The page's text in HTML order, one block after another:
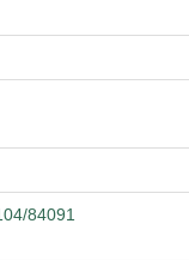
84091